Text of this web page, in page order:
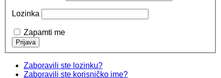
Lozinka
Zapamti me
Zaboravili ste lozinku?
Zaboravili ste korisničko ime?